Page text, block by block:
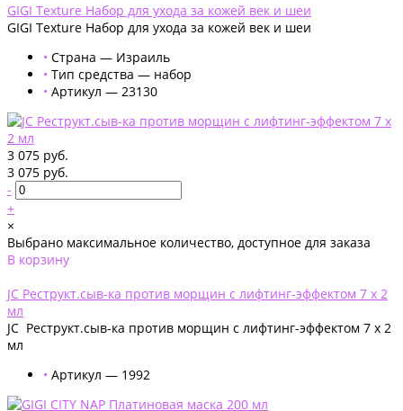
GIGI Texture Набор для ухода за кожей век и шеи
GIGI Texture Набор для ухода за кожей век и шеи
• Страна — Израиль
• Тип средства — набор
• Артикул — 23130
3 075 руб.
3 075 руб.
-
+
×
Выбрано максимальное количество, доступное для заказа
В корзину
JC Реструкт.сыв-ка против морщин с лифтинг-эффектом 7 х 2
мл
JC Реструкт.сыв-ка против морщин с лифтинг-эффектом 7 х 2
мл
• Артикул — 1992